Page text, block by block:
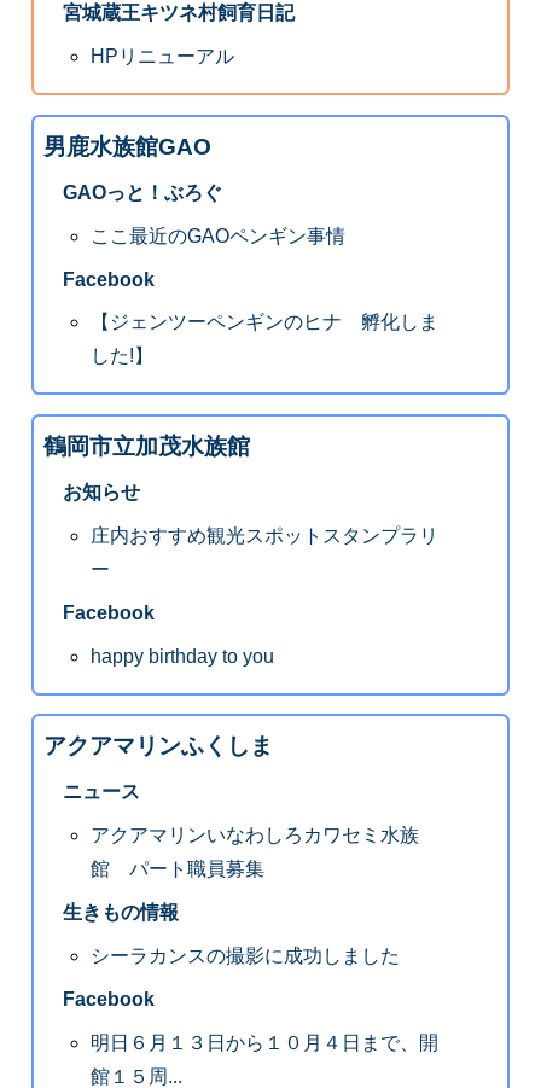
宮城蔵王キツネ村飼育日記
HPリニューアル
男鹿水族館GAO
GAOっと！ぶろぐ
ここ最近のGAOペンギン事情
Facebook
【ジェンツーペンギンのヒナ 孵化しま
した!】
鶴岡市立加茂水族館
お知らせ
庄内おすすめ観光スポットスタンプラリ
ー
Facebook
happy birthday to you
アクアマリンふくしま
ニュース
アクアマリンいなわしろカワセミ水族
館 パート職員募集
生きもの情報
シーラカンスの撮影に成功しました
Facebook
明日６月１３日から１０月４日まで、開
館１５周...